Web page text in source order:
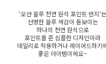
'오션 블루 천연 원석 포인트 반지'는
선명한 블루 색감이 돋보이는
하나의 천연 원석으로
포인트를 준 심플한 디자인이라
데일리로 착용하거나 레이어드하기
좋은 아이템이에요~